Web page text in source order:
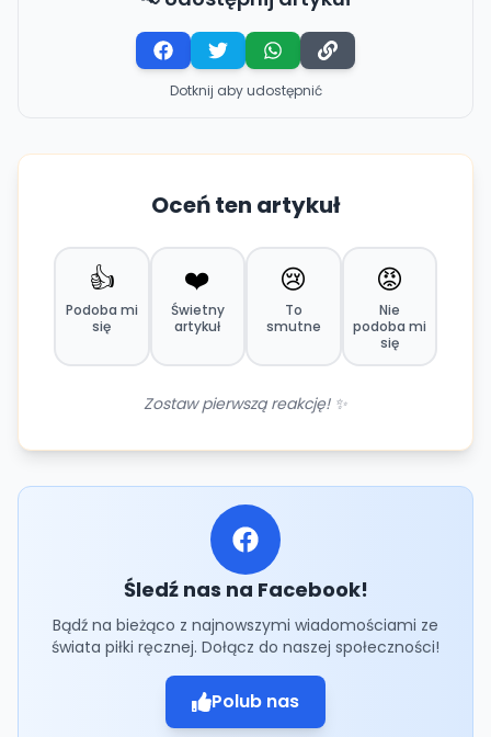
Dotknij aby udostępnić
Oceń ten artykuł
👍
Podoba mi
się
❤️
Świetny
artykuł
😢
To
smutne
😡
Nie
podoba mi
się
Zostaw pierwszą reakcję! ✨
Śledź nas na Facebook!
Bądź na bieżąco z najnowszymi wiadomościami ze
świata piłki ręcznej. Dołącz do naszej społeczności!
Polub nas